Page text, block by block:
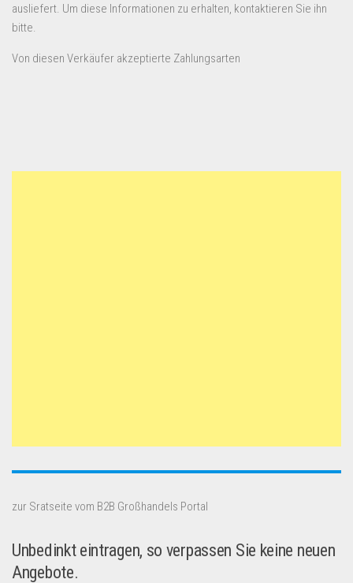
ausliefert. Um diese Informationen zu erhalten, kontaktieren Sie ihn
bitte.
Von diesen Verkäufer akzeptierte Zahlungsarten
zur Sratseite vom B2B Großhandels Portal
Unbedinkt eintragen, so verpassen Sie keine neuen
Angebote.